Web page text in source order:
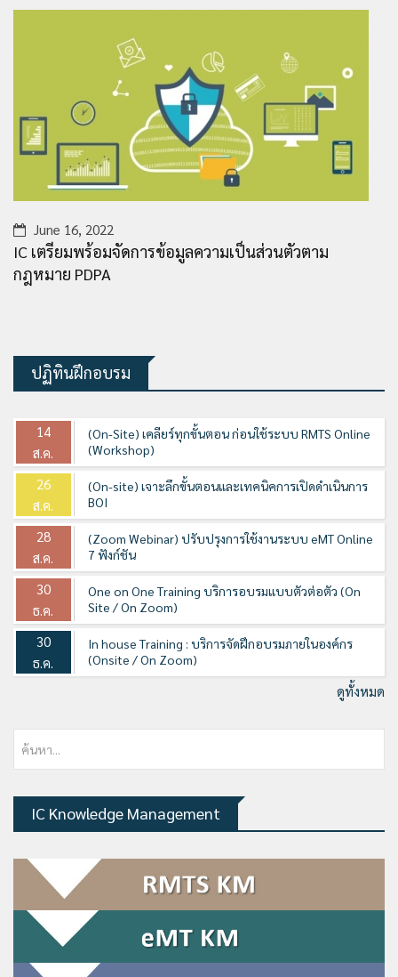
June 16, 2022
IC เตรียมพร้อมจัดการข้อมูลความเป็นส่วนตัวตาม
กฎหมาย PDPA
ปฏิทินฝึกอบรม
14
ส.ค.
(On-Site) เคลียร์ทุกขั้นตอน ก่อนใช้ระบบ RMTS Online
(Workshop)
26
ส.ค.
(On-site) เจาะลึกขั้นตอนและเทคนิคการเปิดดำเนินการ
BOI
28
ส.ค.
(Zoom Webinar) ปรับปรุงการใช้งานระบบ eMT Online
7 ฟังก์ชัน
30
ธ.ค.
One on One Training บริการอบรมแบบตัวต่อตัว (On
Site / On Zoom)
30
ธ.ค.
In house Training : บริการจัดฝึกอบรมภายในองค์กร
(Onsite / On Zoom)
ดูทั้งหมด
IC Knowledge Management